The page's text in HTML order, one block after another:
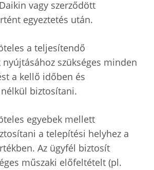
vagy szerződött
egyeztetés után.
a teljesítendő
szükséges minden
a kellő időben és
biztosítani.
egyebek mellett
a telepítési helyhez a
Az ügyfél biztosít
műszaki előfeltételt (pl.